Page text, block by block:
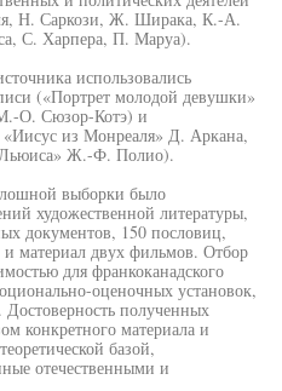
Н. Саркози, Ж. Ширака, К.-А.
С. Харпера, П. Маруа).
использовались
(«Портрет молодой девушки»
О. Сюзор-Котэ) и
из Монреаля» Д. Аркана,
Льюиса» Ж.-Ф. Полио).
выборки было
художественной литературы,
документов, 150 пословиц,
материал двух фильмов. Отбор
для франкоканадского
оценочных установок,
полученных
конкретного материала и
базой,
отечественными и